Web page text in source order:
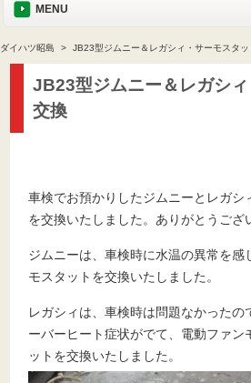
MENU
ダイハツ昭島 JB23型ジムニー＆レガシィ・サーモスタッ
JB23型ジムニー＆レガシ
交換
車検でお預かりしたジムニーとレガシ
を交換いたしました。ありがとうござ
ジムニーは、車検時に水温の異常を感
モスタットを交換いたしました。
レガシィは、車検時は問題なかったの
ーバーヒート症状がでて、電動ファン
ットを交換いたしました。